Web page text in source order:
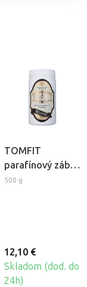
TOMFIT
parafínový zábal
- bylinný
500 g
12,10 €
Skladom (dod. do
24h)